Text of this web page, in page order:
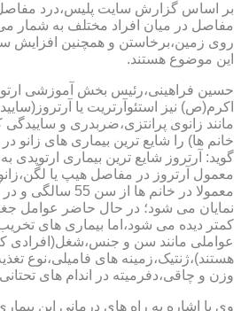
بر اساس گزارش سایت پلیس،درد مفاصل
مفاصل در میان افراد مختلف به شمار
روی زمین،برخاستن و همچنین افزایش
این موضوع هستند.
حسین فراهینی،رئیس بخش آموزشی
اکرم(ص) نیز استئوآرتریت یا
مانند زانوی پرانتزی،ضربدری و
خانم ها) را شایع ترین بیماری های زانو
گوید: آرتروز شایع ترین بیماری ارتوپدی
معمول آرتروز در مفاصل هیپ یا
نمایان می شود؛ در حال حاضر عوامل
کمتر دیده می شود،اما بیماری های
عواملی مانند سن و جنس،شغل(افرادی
هستند)،ژنتیک،زمینه های فامیلی،نوع
وزن و چاقی،دفرمیته در اندام های
وی با اشاره به راه های درمانی این